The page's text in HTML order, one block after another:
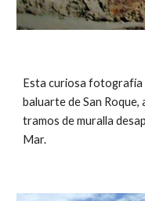
Esta curiosa fotografía
baluarte de San
tramos de muralla
Mar.